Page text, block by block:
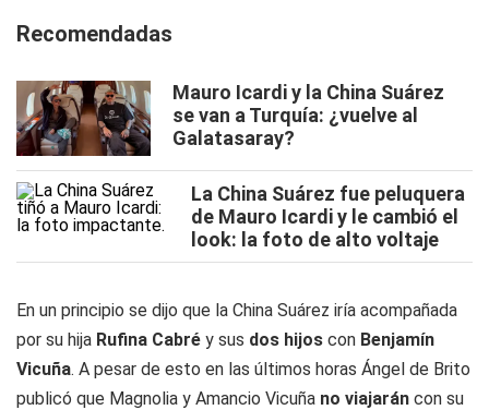
Recomendadas
Mauro Icardi y la China Suárez
se van a Turquía: ¿vuelve al
Galatasaray?
La China Suárez fue peluquera
de Mauro Icardi y le cambió el
look: la foto de alto voltaje
En un principio se dijo que la China Suárez iría acompañada
por su hija Rufina Cabré y sus dos hijos con Benjamín
Vicuña. A pesar de esto en las últimos horas Ángel de Brito
publicó que Magnolia y Amancio Vicuña no viajarán con su